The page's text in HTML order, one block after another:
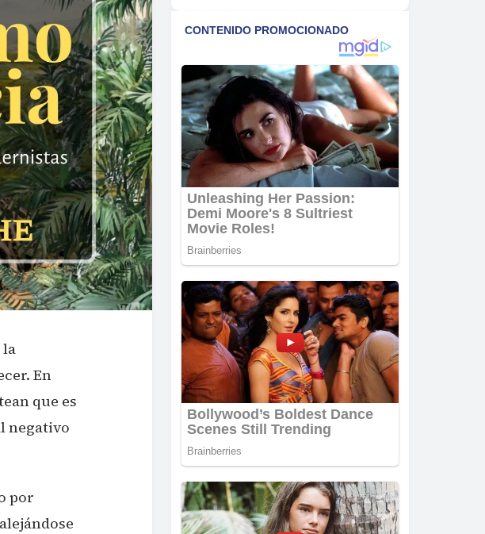
la
En
que es
negativo
por